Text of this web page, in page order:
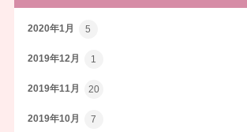
2020年1月 5
2019年12月 1
2019年11月 20
2019年10月 7